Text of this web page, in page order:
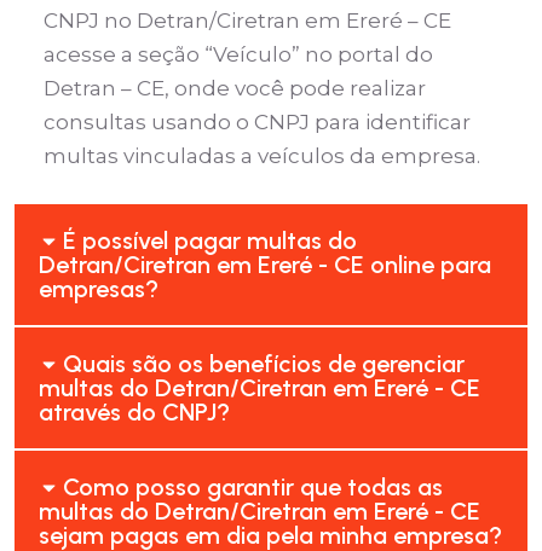
CNPJ no Detran/Ciretran em Ereré – CE
acesse a seção “Veículo” no portal do
Detran – CE, onde você pode realizar
consultas usando o CNPJ para identificar
multas vinculadas a veículos da empresa.
É possível pagar multas do
Detran/Ciretran em Ereré - CE online para
empresas?
Quais são os benefícios de gerenciar
multas do Detran/Ciretran em Ereré - CE
através do CNPJ?
Como posso garantir que todas as
multas do Detran/Ciretran em Ereré - CE
sejam pagas em dia pela minha empresa?